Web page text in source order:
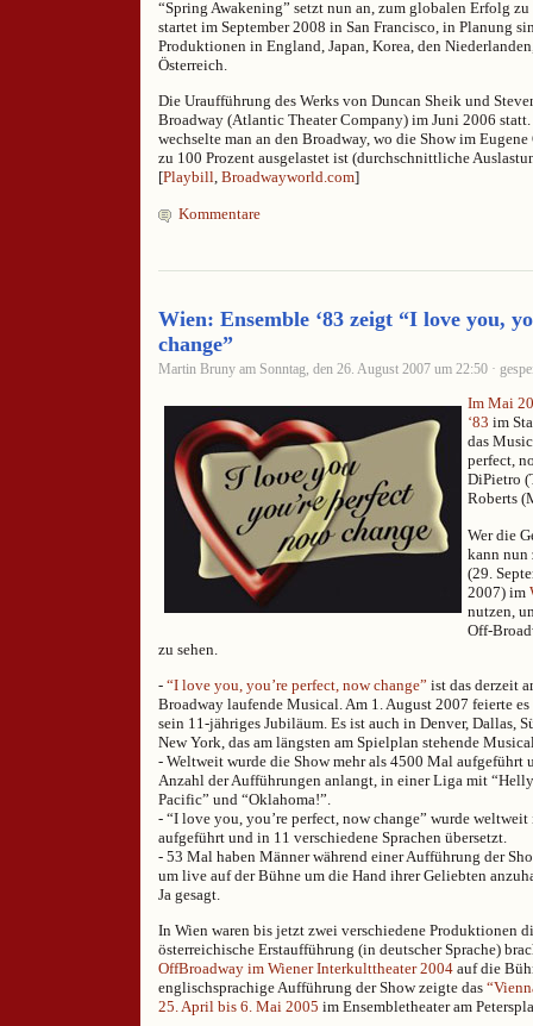
“Spring Awakening” setzt nun an, zum globalen Erfolg
startet im September 2008 in San Francisco, in Planung
Produktionen in England, Japan, Korea, den
Österreich.
Die Uraufführung des Werks von Duncan Sheik und
Broadway (Atlantic Theater Company) im Juni 2006
wechselte man an den Broadway, wo die Show im
zu 100 Prozent ausgelastet ist (durchschnittliche
[Playbill, Broadwayworld.com]
Kommentare
Wien: Ensemble ‘83 zeigt “I love you,
change”
Martin Bruny am Sonntag, den 26. August 2007 um 22:50 ·
Im Mai
‘83 im
das
perfect,
DiPietro
Roberts
Wer die
kann nun
(29.
2007) im
nutzen,
Off-
zu sehen.
- “I love you, you’re perfect, now change” ist das derzeit
Broadway laufende Musical. Am 1. August 2007 feierte es
sein 11-jähriges Jubiläum. Es ist auch in Denver, Dallas,
New York, das am längsten am Spielplan stehende
- Weltweit wurde die Show mehr als 4500 Mal aufgeführt
Anzahl der Aufführungen anlangt, in einer Liga mit
Pacific” und “Oklahoma!”.
- “I love you, you’re perfect, now change” wurde
aufgeführt und in 11 verschiedene Sprachen übersetzt.
- 53 Mal haben Männer während einer Aufführung der
um live auf der Bühne um die Hand ihrer Geliebten
Ja gesagt.
In Wien waren bis jetzt zwei verschiedene Produktionen
österreichische Erstaufführung (in deutscher Sprache)
OffBroadway im Wiener Interkulttheater 2004 auf die
englischsprachige Aufführung der Show zeigte das
25. April bis 6. Mai 2005 im Ensembletheater am